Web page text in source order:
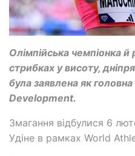
Олімпійська чемпіонка
стрибках у висоту,
була заявлена як
Development.
Змагання відбулися 6
Удіне в рамках World